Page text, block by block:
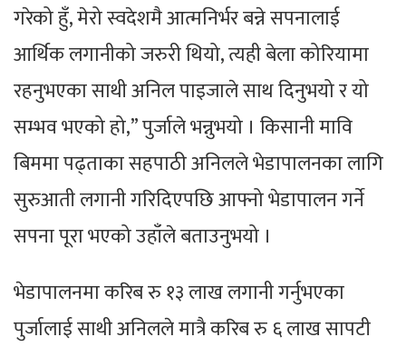
गरेको हुँ, मेरो स्वदेशमै आत्मनिर्भर बन्ने सपनालाई
आर्थिक लगानीको जरुरी थियो, त्यही बेला कोरियामा
रहनुभएका साथी अनिल पाइजाले साथ दिनुभयो र यो
सम्भव भएको हो,” पुर्जाले भन्नुभयो । किसानी मावि
बिममा पढ्ताका सहपाठी अनिलले भेडापालनका लागि
सुरुआती लगानी गरिदिएपछि आफ्नो भेडापालन गर्ने
सपना पूरा भएको उहाँले बताउनुभयो ।
भेडापालनमा करिब रु १३ लाख लगानी गर्नुभएका
पुर्जालाई साथी अनिलले मात्रै करिब रु ६ लाख सापटी